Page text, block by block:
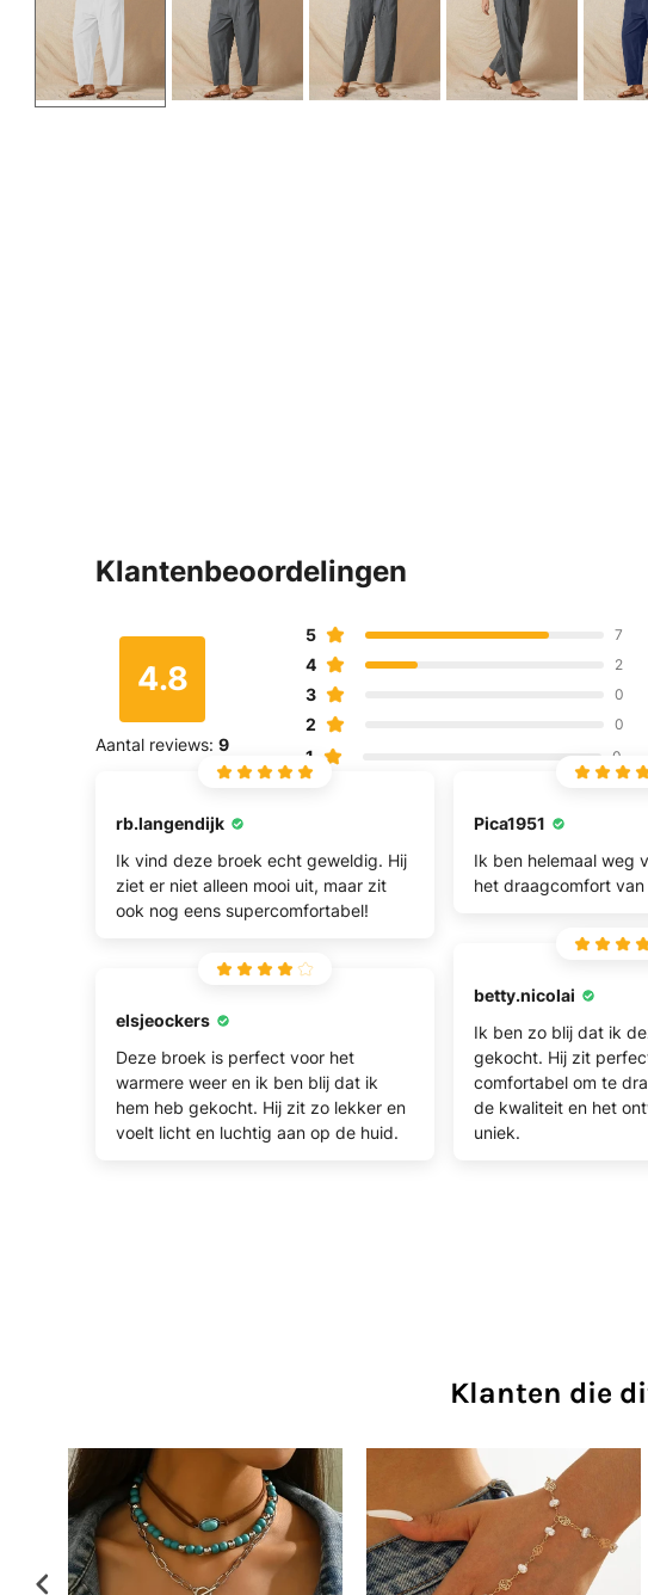
Klantenbeoordelingen
4.8
Aantal reviews: 9
5 7
4 2
3 0
2 0
1 0
rb.langendijk
Ik vind deze broek echt geweldig. Hij
ziet er niet alleen mooi uit, maar zit
ook nog eens supercomfortabel!
Pica1951
Ik ben helemaal weg
het draagcomfort
betty.nicolai
Ik ben zo blij dat ik
gekocht. Hij zit
comfortabel om te
de kwaliteit en het
uniek.
elsjeockers
Deze broek is perfect voor het
warmere weer en ik ben blij dat ik
hem heb gekocht. Hij zit zo lekker en
voelt licht en luchtig aan op de huid.
Klanten die